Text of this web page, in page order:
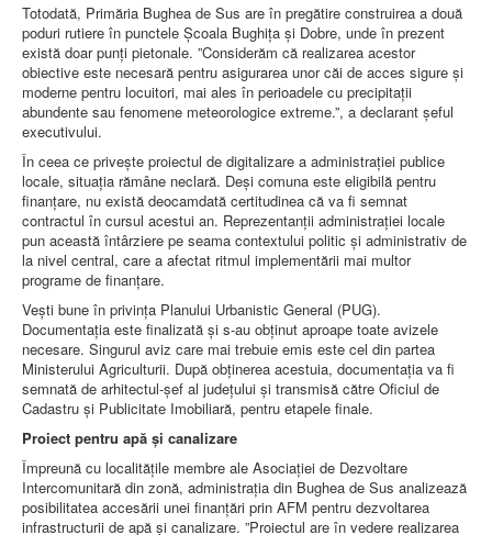
Totodată, Primăria Bughea de Sus are în pregătire construirea a două
poduri rutiere în punctele Școala Bughița și Dobre, unde în prezent
există doar punți pietonale. ”Considerăm că realizarea acestor
obiective este necesară pentru asigurarea unor căi de acces sigure și
moderne pentru locuitori, mai ales în perioadele cu precipitații
abundente sau fenomene meteorologice extreme.”, a declarant șeful
executivului.
În ceea ce privește proiectul de digitalizare a administrației publice
locale, situația rămâne neclară. Deși comuna este eligibilă pentru
finanțare, nu există deocamdată certitudinea că va fi semnat
contractul în cursul acestui an. Reprezentanții administrației locale
pun această întârziere pe seama contextului politic și administrativ de
la nivel central, care a afectat ritmul implementării mai multor
programe de finanțare.
Vești bune în privința Planului Urbanistic General (PUG).
Documentația este finalizată și s-au obținut aproape toate avizele
necesare. Singurul aviz care mai trebuie emis este cel din partea
Ministerului Agriculturii. După obținerea acestuia, documentația va fi
semnată de arhitectul-șef al județului și transmisă către Oficiul de
Cadastru și Publicitate Imobiliară, pentru etapele finale.
Proiect pentru apă și canalizare
Împreună cu localitățile membre ale Asociației de Dezvoltare
Intercomunitară din zonă, administrația din Bughea de Sus analizează
posibilitatea accesării unei finanțări prin AFM pentru dezvoltarea
infrastructurii de apă și canalizare. ”Proiectul are în vedere realizarea